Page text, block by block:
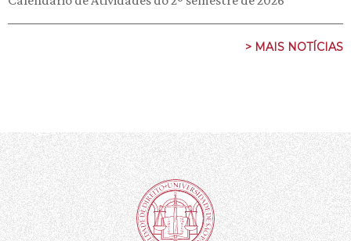
> MAIS NOTÍCIAS